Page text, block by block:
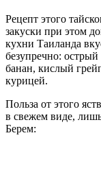
Рецепт этого
закуски при этом
кухни Таиланда
безупречно:
банан, кислый
курицей.
Польза от этого
в свежем виде,
Берем: